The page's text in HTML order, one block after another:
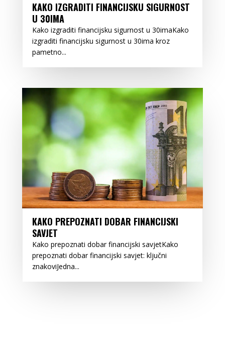
KAKO IZGRADITI FINANCIJSKU SIGURNOST
U 30IMA
Kako izgraditi financijsku sigurnost u 30imaKako
izgraditi financijsku sigurnost u 30ima kroz
pametno...
KAKO PREPOZNATI DOBAR FINANCIJSKI
SAVJET
Kako prepoznati dobar financijski savjetKako
prepoznati dobar financijski savjet: ključni
znakoviJedna...